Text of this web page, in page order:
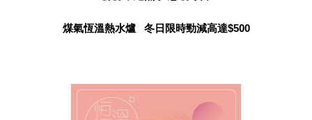
煤氣恆溫熱水爐冬日限時勁減高達$500